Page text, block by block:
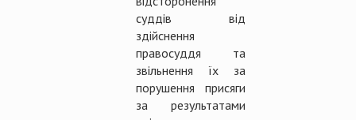
суддів від
здійснення
правосуддя та
звільнення їх за
порушення присяги
за результатами